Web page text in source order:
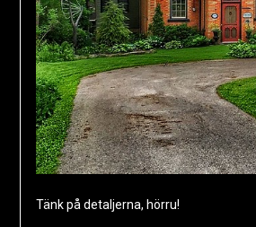
Tänk på detaljerna, hörru!